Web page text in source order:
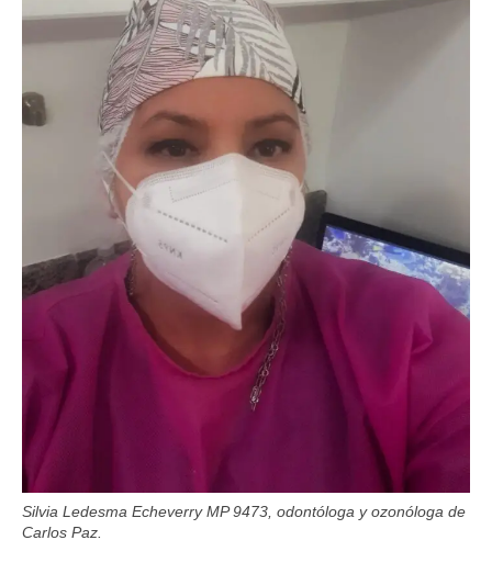
Silvia Ledesma Echeverry MP 9473, odontóloga y ozonóloga de
Carlos Paz.